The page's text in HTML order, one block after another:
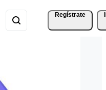
Regístrate